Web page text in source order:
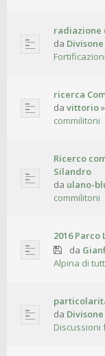
radiazione
da
ricerca
da vittorio»
commilitoni
Ricerco
Silandro
da ulano-
commilitoni
2016
da
Alpina di
da
Discussioni